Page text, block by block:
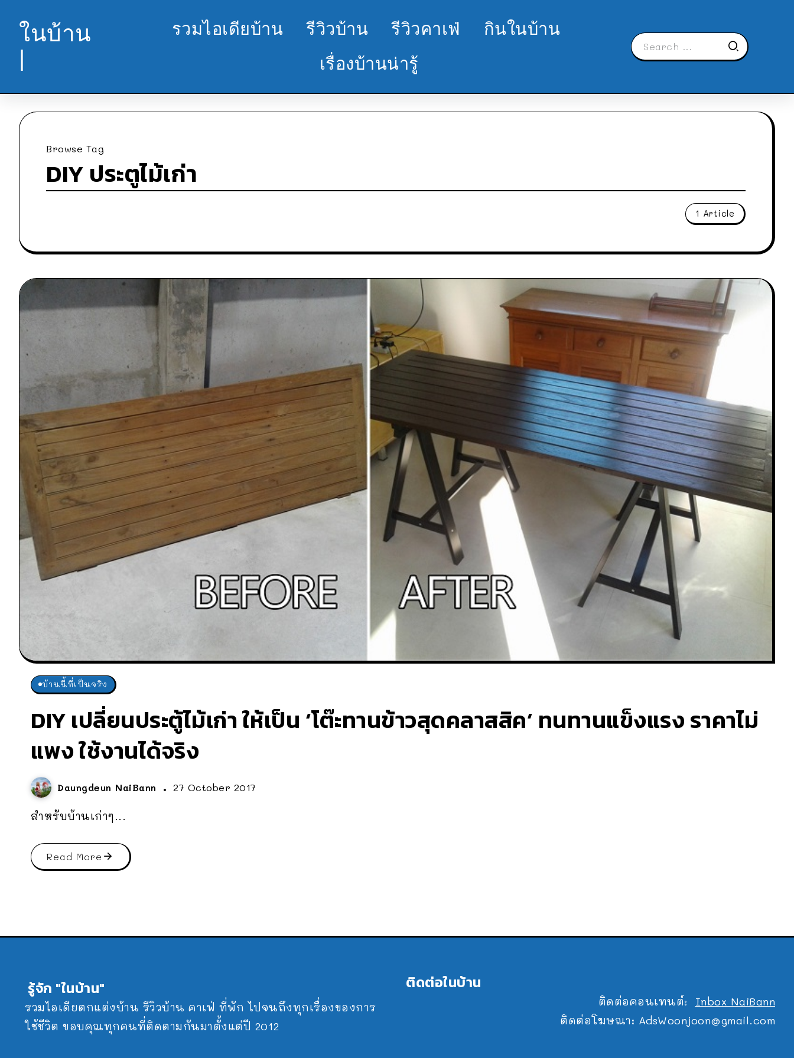
ในบ้าน
|
รวมไอเดียบ้าน รีวิวบ้าน รีวิวคาเฟ่
กินในบ้าน
เรื่องบ้านน่ารู้
Browse Tag
DIY ประตูไม้เก่า
1 Article
บ้านนี้ที่เป็นจริง
DIY เปลี่ยนประตู้ไม้เก่า ให้เป็น ‘โต๊ะทานข้าวสุดคลาสสิค’ ทนทานแข็งแรง ราคาไม่
แพง ใช้งานได้จริง
Daungdeun NaiBann 27 October 2017
สำหรับบ้านเก่าๆ...
Read More
รู้จัก "ในบ้าน"
รวมไอเดียตกแต่งบ้าน รีวิวบ้าน คาเฟ่ ที่พัก ไปจนถึงทุกเรื่องของการ
ใช้ชีวิต ขอบคุณทุกคนที่ติดตามกันมาตั้งแต่ปี 2012
ติดต่อในบ้าน
ติดต่อคอนเทนต์: Inbox NaiBann
ติดต่อโฆษณา: AdsWoonjoon@gmail.com